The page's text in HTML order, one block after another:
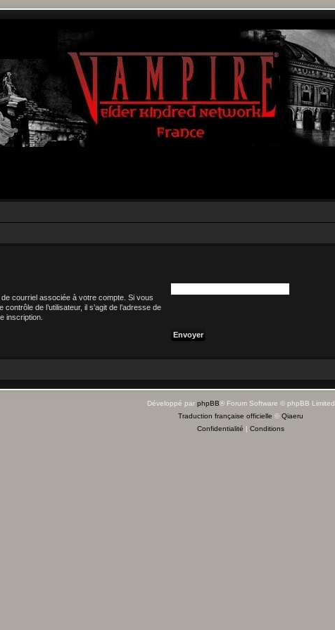
courriel associée à votre compte. Si vous
de l’utilisateur, il s’agit de l’adresse de
inscription.
Développé par phpBB® Forum Software © phpBB Limited
Traduction française officielle © Qiaeru
Confidentialité | Conditions